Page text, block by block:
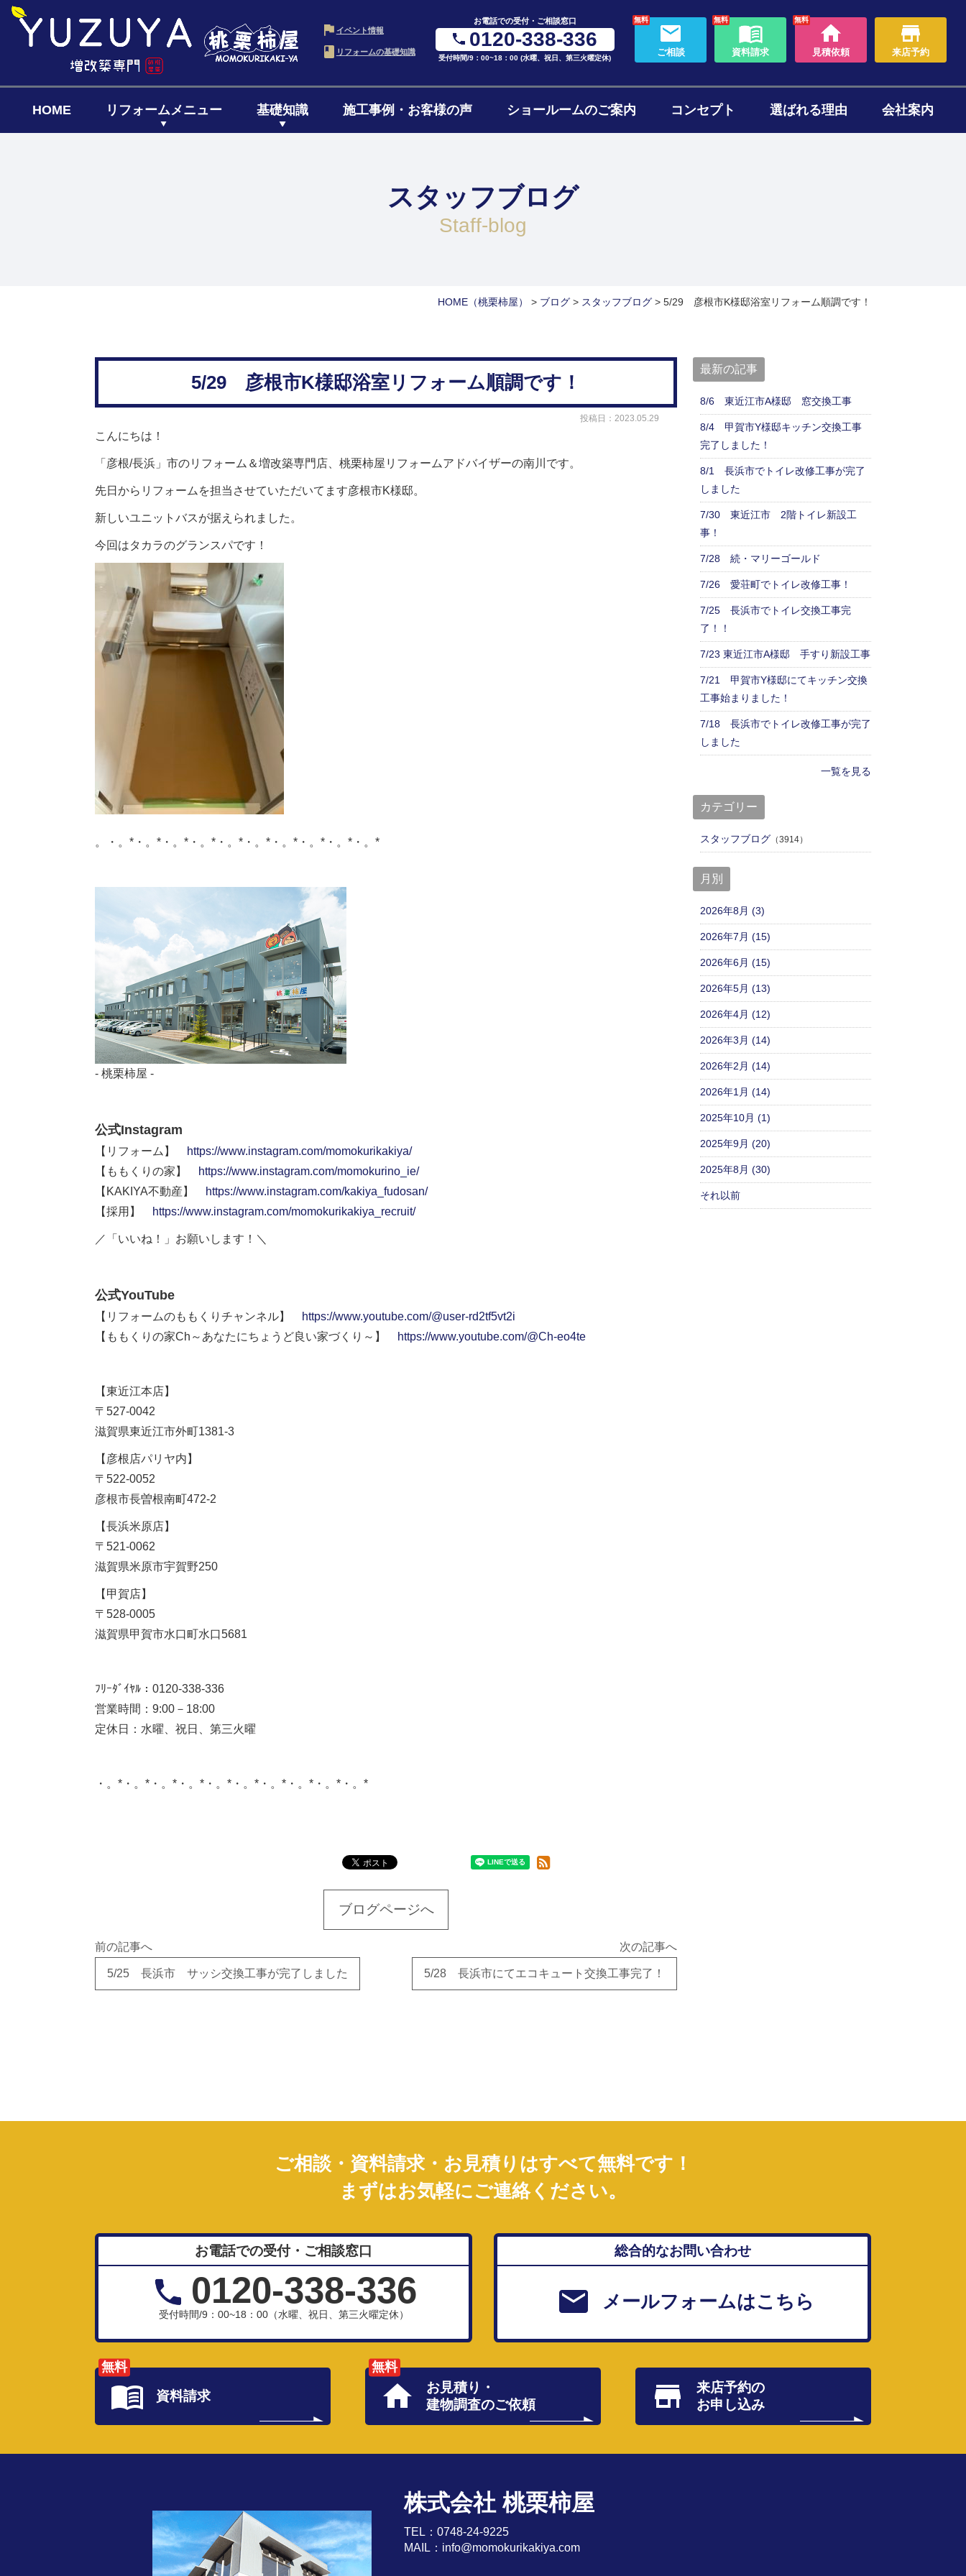
イベント情報
リフォームの基礎知識
お電話での受付・ご相談窓口
0120-338-336
受付時間/9：00~18：00 (水曜、祝日、第三火曜定休)
無料
ご相談
無料
資料請求
無料
見積依頼 来店予約
HOME リフォームメニュー
1階・まるごとリノベ
基礎知識
リフォームの流れ
施工事例・お客様の声 ショールームのご案内 コンセプト 選ばれる理由 会社案内
スタッフブログ
staff-blog
HOME （桃栗柿屋） > ブログ > スタッフブログ > 5/29 彦根市K様邸浴室リフォーム順調です！
5/29 彦根市K様邸浴室リフォーム順調です！
投稿日：2023.05.29
こんにちは！
「彦根/長浜」市のリフォーム＆増改築専門店、桃栗柿屋リフォームアドバイザーの南川です。
先日からリフォームを担当させていただいてます彦根市K様邸。
新しいユニットバスが据えられました。
今回はタカラのグランスパです！
。・。*・。*・。*・。*・。*・。*・。*・。*・。*・。*
- 桃栗柿屋 -
公式Instagram
【リフォーム】
https://www.instagram.com/momokurikakiya/
【ももくりの家】
https://www.instagram.com/momokurino_ie/
【KAKIYA不動産】
https://www.instagram.com/kakiya_fudosan/
【採用】
https://www.instagram.com/momokurikakiya_recruit/
／「いいね！」お願いします！＼
公式YouTube
【リフォームのももくりチャンネル】
https://www.youtube.com/@user-rd2tf5vt2i
【ももくりの家Ch～あなたにちょうど良い家づくり～】
https://www.youtube.com/@Ch-eo4te
【東近江本店】
〒527-0042
滋賀県東近江市外町1381-3
【彦根店パリヤ内】
〒522-0052
彦根市長曽根南町472-2
【長浜米原店】
〒521-0062
滋賀県米原市宇賀野250
【甲賀店】
〒528-0005
滋賀県甲賀市水口町水口5681
ﾌﾘｰﾀﾞｲﾔﾙ：0120-338-336
営業時間：9:00－18:00
定休日：水曜、祝日、第三火曜
・。*・。*・。*・。*・。*・。*・。*・。*・。*・。*
ブログページへ
前の記事へ
5/25 長浜市 サッシ交換工事が完了しました
次の記事へ
5/28 長浜市にてエコキュート交換工事完了！
最新の記事
8/6 東近江市A様邸 窓交換工事
8/4 甲賀市Y様邸キッチン交換工事
完了しました！
8/1 長浜市でトイレ改修工事が完了
しました
7/30 東近江市 2階トイレ新設工
事！
7/28 続・マリーゴールド
7/26 愛荘町でトイレ改修工事！
7/25 長浜市でトイレ交換工事完
了！！
7/23 東近江市A様邸 手すり新設工事
7/21 甲賀市Y様邸にてキッチン交換
工事始まりました！
7/18 長浜市でトイレ改修工事が完了
しました
一覧を見る
カテゴリー
スタッフブログ（3914）
月別
2026年8月 (3)
2026年7月 (15)
2026年6月 (15)
2026年5月 (13)
2026年4月 (12)
2026年3月 (14)
2026年2月 (14)
2026年1月 (14)
2025年10月 (1)
2025年9月 (20)
2025年8月 (30)
それ以前
ご相談・資料請求・お見積りはすべて無料です！
まずはお気軽にご連絡ください。
お電話での受付・ご相談窓口
0120-338-336
受付時間/9：00~18：00（水曜、祝日、第三火曜定休）
総合的なお問い合わせ
メールフォームはこちら
無料
資料請求
無料
お見積り・
建物調査のご依頼
来店予約の
お申し込み
株式会社 桃栗柿屋
TEL：0748-24-9225
MAIL： info@momokurikakiya.com